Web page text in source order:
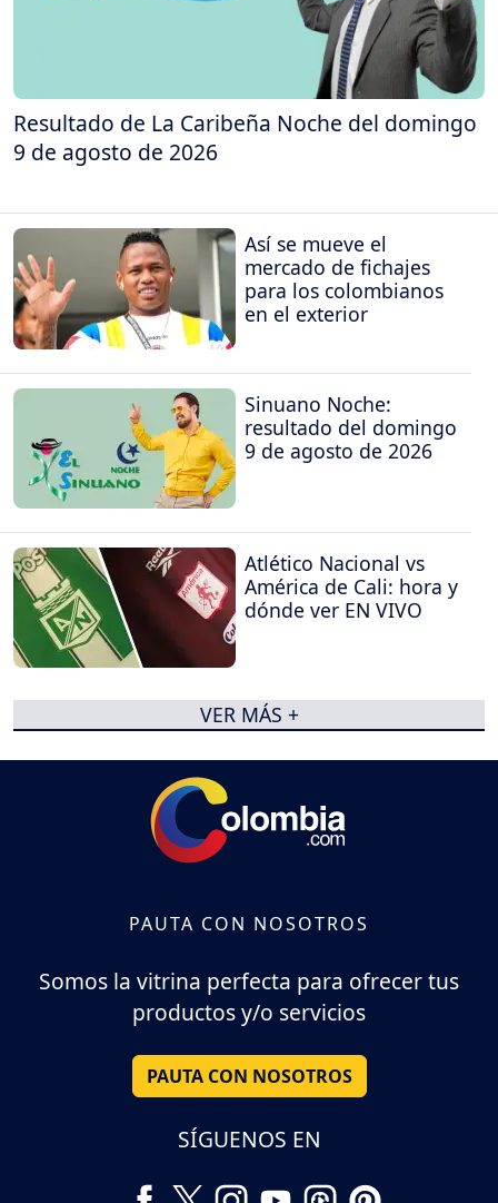
Resultado de La Caribeña Noche del domingo
9 de agosto de 2026
Así se mueve el
mercado de fichajes
para los colombianos
en el exterior
Sinuano Noche:
resultado del domingo
9 de agosto de 2026
Atlético Nacional vs
América de Cali: hora y
dónde ver EN VIVO
VER MÁS +
PAUTA CON NOSOTROS
Somos la vitrina perfecta para ofrecer tus
productos y/o servicios
PAUTA CON NOSOTROS
SÍGUENOS EN